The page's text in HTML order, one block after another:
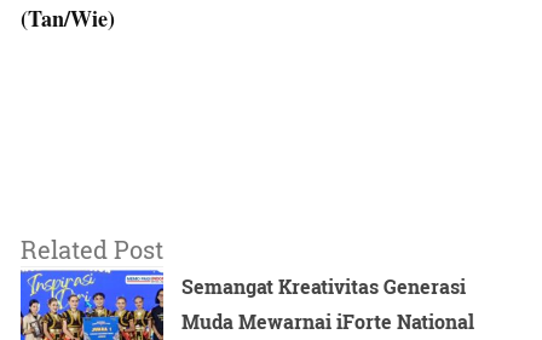
(Tan/Wie)
Related Post
Semangat Kreativitas Generasi
Muda Mewarnai iForte National